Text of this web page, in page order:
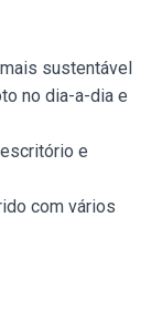
sustentável
no dia-a-dia e
e
com vários